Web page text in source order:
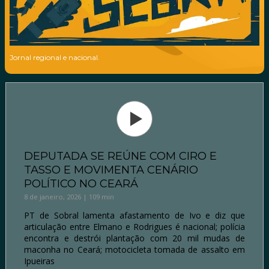
Jornal regional e nacional.
DEPUTADA SE REÚNE COM CIRO E
TASSO E MOVIMENTA CENÁRIO
POLÍTICO NO CEARÁ
8 de janeiro, 2026 | 109 min
PT de Sobral lamenta afastamento de Ivo e diz que
articulação entre Elmano e Rodrigues é nacional; polícia
encontra e destrói plantação com 20 mil mudas de
maconha no Ceará; motocicleta tomada de assalto em
Ipueiras